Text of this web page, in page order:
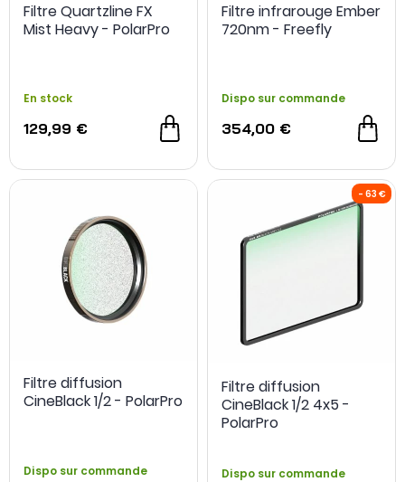
Filtre Quartzline FX
Mist Heavy - PolarPro
En stock
129,99 €
Filtre infrarouge Ember
720nm - Freefly
Dispo sur commande
354,00 €
Filtre diffusion
CineBlack 1/2 - PolarPro
Dispo sur commande
Filtre diffusion
CineBlack 1/2 4x5 -
PolarPro
Dispo sur commande